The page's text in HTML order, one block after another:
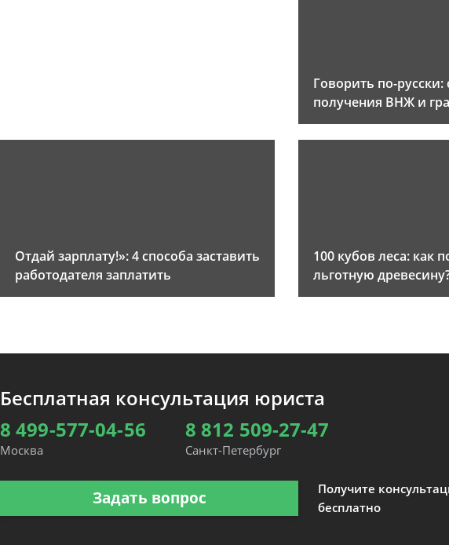
Говорить по-русски:
получения ВНЖ и
Отдай зарплату!»: 4 способа заставить
работодателя заплатить
100 кубов леса: как
льготную
Бесплатная консультация юриста
8 499-577-04-56
Москва
8 812 509-27-47
Санкт-Петербург
Задать вопрос
Получите
бесплатно